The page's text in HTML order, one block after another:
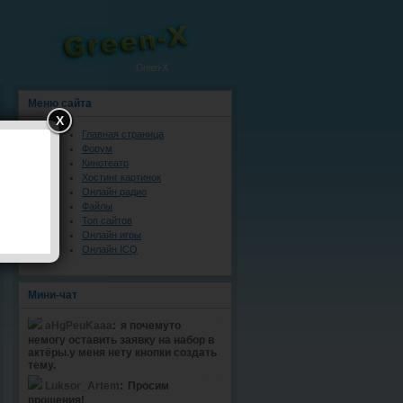
Green-X
X
Меню сайта
Главная страница
Форум
Кинотеатр
Хостинг картинок
Онлайн радио
Файлы
Топ сайтов
Онлайн игры
Онлайн ICQ
Мини-чат